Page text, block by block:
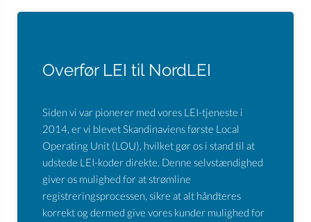
Overfør LEI til NordLEI
Siden vi var pionerer med vores LEI-tjeneste i
2014, er vi blevet Skandinaviens første Local
Operating Unit (LOU), hvilket gør os i stand til at
udstede LEI-koder direkte. Denne selvstændighed
giver os mulighed for at strømline
registreringsprocessen, sikre at alt håndteres
korrekt og dermed give vores kunder mulighed for